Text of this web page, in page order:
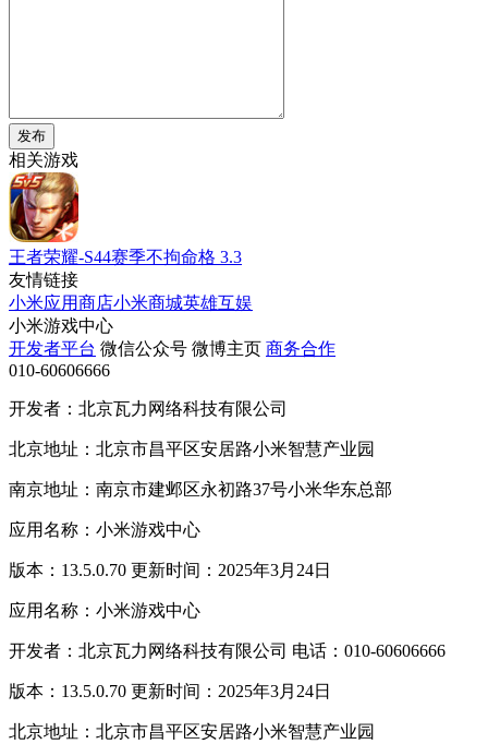
发布
相关游戏
王者荣耀-S44赛季不拘命格 3.3
友情链接
小米应用商店小米商城英雄互娱
小米游戏中心
开发者平台 微信公众号 微博主页 商务合作
010-60606666
开发者：北京瓦力网络科技有限公司
北京地址：北京市昌平区安居路小米智慧产业园
南京地址：南京市建邺区永初路37号小米华东总部
应用名称：小米游戏中心
版本：13.5.0.70 更新时间：2025年3月24日
应用名称：小米游戏中心
开发者：北京瓦力网络科技有限公司 电话：010-60606666
版本：13.5.0.70 更新时间：2025年3月24日
北京地址：北京市昌平区安居路小米智慧产业园